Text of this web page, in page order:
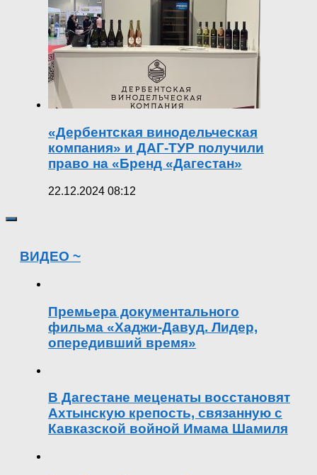
«Дербентская винодельческая
компания» и ДАГ-ТУР получили
право на «Бренд «Дагестан»
22.12.2024 08:12
ВИДЕО ~
Премьера документального
фильма «Хаджи-Давуд. Лидер,
опередивший время»
В Дагестане меценаты восстановят
Ахтынскую крепость, связанную с
Кавказской войной Имама Шамиля